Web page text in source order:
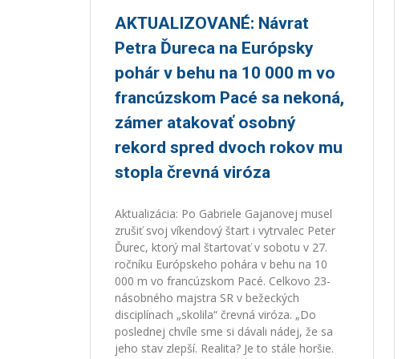
AKTUALIZOVANÉ: Návrat
Petra Ďureca na Európsky
pohár v behu na 10 000 m vo
francúzskom Pacé sa nekoná,
zámer atakovať osobný
rekord spred dvoch rokov mu
stopla črevná viróza
Aktualizácia: Po Gabriele Gajanovej musel
zrušiť svoj víkendový štart i vytrvalec Peter
Ďurec, ktorý mal štartovať v sobotu v 27.
ročníku Európskeho pohára v behu na 10
000 m vo francúzskom Pacé. Celkovo 23-
násobného majstra SR v bežeckých
disciplínach „skolila“ črevná viróza. „Do
poslednej chvíle sme si dávali nádej, že sa
jeho stav zlepší. Realita? Je to stále horšie.